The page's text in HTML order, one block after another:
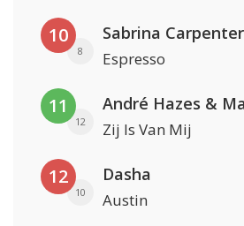
10
8
Sabrina Carpenter
Espresso
11
12
André Hazes &
Zij Is Van Mij
12
10
Dasha
Austin